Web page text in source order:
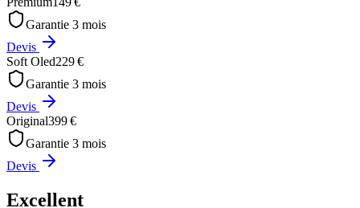
Garantie 3 mois
Devis
Soft Oled229€
Garantie 3 mois
Devis
Original399€
Garantie 3 mois
Devis
Excellent